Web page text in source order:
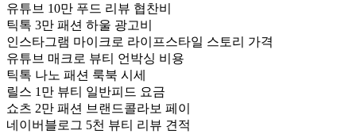
유튜브 10만 푸드 리뷰 협찬비
틱톡 3만 패션 하울 광고비
인스타그램 마이크로 라이프스타일 스토리 가격
유튜브 매크로 뷰티 언박싱 비용
틱톡 나노 패션 룩북 시세
릴스 1만 뷰티 일반피드 요금
쇼츠 2만 패션 브랜드콜라보 페이
네이버블로그 5천 뷰티 리뷰 견적